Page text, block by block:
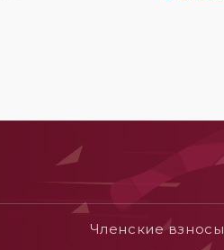
Членские взносы